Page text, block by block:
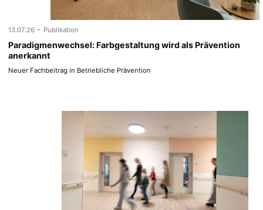
13.07.26 - Publikation
Paradigmenwechsel: Farbgestaltung wird als Prävention
anerkannt
Neuer Fachbeitrag in Betriebliche Prävention